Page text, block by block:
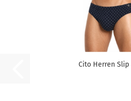
Cito Herren Slip